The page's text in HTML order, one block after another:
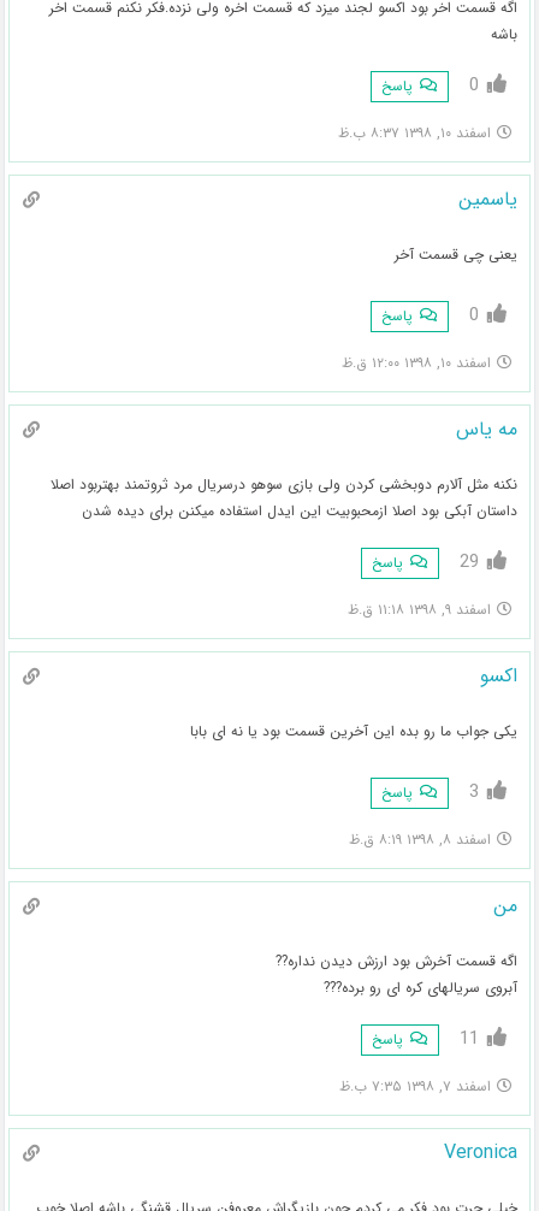
اگه قسمت اخر بود اکسو لجند میزد که قسمت اخره ولی نزده.فکر نکنم قسمت اخر
باشه
0 پاسخ
اسفند ۱۰, ۱۳۹۸ ۸:۳۷ ب.ظ
یاسمین
یعنی چی قسمت آخر
0 پاسخ
اسفند ۱۰, ۱۳۹۸ ۱۲:۰۰ ق.ظ
مه یاس
نکنه مثل آلارم دوبخشی کردن ولی بازی سوهو درسریال مرد ثروتمند بهتربود اصلا
داستان آبکی بود اصلا ازمحبوبیت این ایدل استفاده میکنن برای دیده شدن
29 پاسخ
اسفند ۹, ۱۳۹۸ ۱۱:۱۸ ق.ظ
اکسو
یکی جواب ما رو بده این آخرین قسمت بود یا نه ای بابا
3 پاسخ
اسفند ۸, ۱۳۹۸ ۸:۱۹ ق.ظ
من
اگه قسمت آخرش بود ارزش دیدن نداره??
آبروی سریالهای کره ای رو برده???
11 پاسخ
اسفند ۷, ۱۳۹۸ ۷:۳۵ ب.ظ
Veronica